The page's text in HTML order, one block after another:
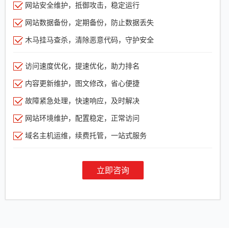
网站安全维护，抵御攻击，稳定运行
网站数据备份，定期备份，防止数据丢失
木马挂马查杀，清除恶意代码，守护安全
访问速度优化，提速优化，助力排名
内容更新维护，图文修改，省心便捷
故障紧急处理，快速响应，及时解决
网站环境维护，配置稳定，正常访问
域名主机运维，续费托管，一站式服务
立即咨询